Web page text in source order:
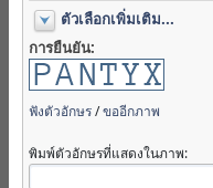
ตัวเลือกเพิ่มเติม...
การยืนยัน:
ฟังตัวอักษร/ขออีกภาพ
พิมพ์ตัวอักษรที่แสดงในภาพ: